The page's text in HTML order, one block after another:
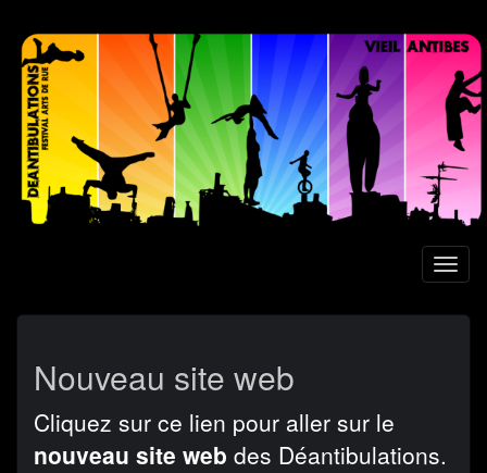
Aller
contenu
principal
Nouveau site web
Cliquez sur ce lien pour aller sur le
nouveau site web des Déantibulations.